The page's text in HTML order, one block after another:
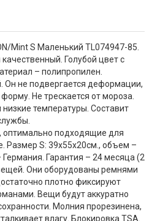
Mint S Маленький TL074947-85.
Голубой цвет с
– полипропилен.
Он не подвергается деформации,
Не трескается от мороза.
температуры. Составит
подходящие для
Размер S: 39х55х20см., объем –
Германия. Гарантия – 24 месяца (2
Они оборудованы ремнями
плотно фиксируют
Вещи будут аккуратно
Молния прорезинена,
влагу. Блокировка TSA.